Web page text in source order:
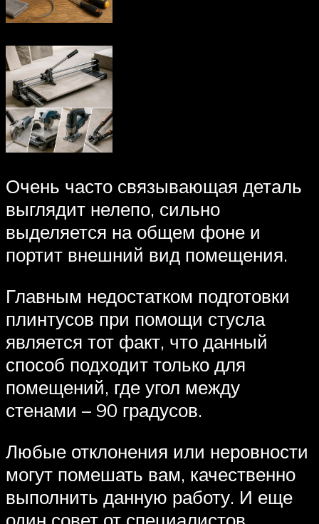
Очень часто связывающая деталь
выглядит нелепо, сильно
выделяется на общем фоне и
портит внешний вид помещения.
Главным недостатком подготовки
плинтусов при помощи стусла
является тот факт, что данный
способ подходит только для
помещений, где угол между
стенами – 90 градусов.
Любые отклонения или неровности
могут помешать вам, качественно
выполнить данную работу. И еще
один совет от специалистов.